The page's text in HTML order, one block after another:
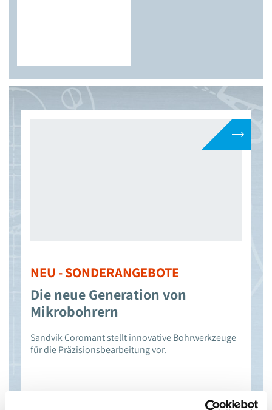
NEU - SONDERANGEBOTE
Die neue Generation von
Mikrobohrern
Sandvik Coromant stellt innovative Bohrwerkzeuge
für die Präzisionsbearbeitung vor.